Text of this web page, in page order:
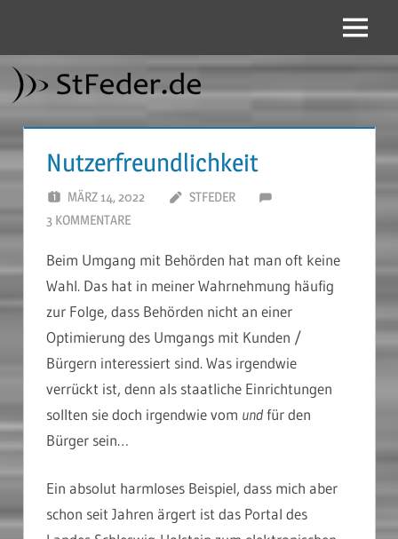
springen
Menü
Nutzerfreundlichkeit
MÄRZ 14, 2022
STFEDER
3 KOMMENTARE
Beim Umgang mit Behörden hat man oft keine
Wahl. Das hat in meiner Wahrnehmung häufig
zur Folge, dass Behörden nicht an einer
Optimierung des Umgangs mit Kunden /
Bürgern interessiert sind. Was irgendwie
verrückt ist, denn als staatliche Einrichtungen
sollten sie doch irgendwie vom undfür den
Bürger sein…
Ein absolut harmloses Beispiel, dass mich aber
schon seit Jahren ärgert ist das Portal des